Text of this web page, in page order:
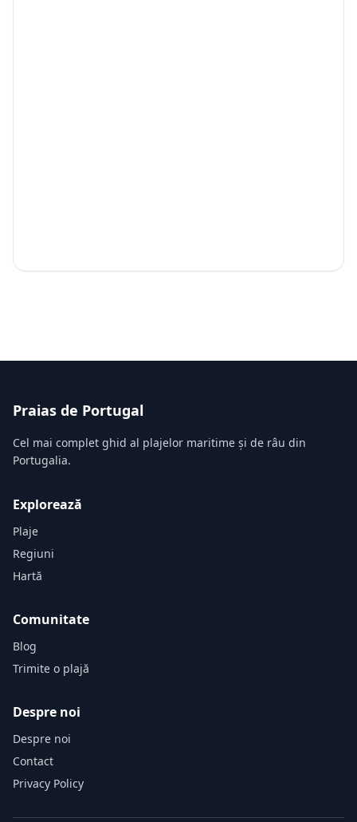
Praias de Portugal
Cel mai complet ghid al plajelor maritime și de râu din
Portugalia.
Explorează
Plaje
Regiuni
Hartă
Comunitate
Blog
Trimite o plajă
Despre noi
Despre noi
Contact
Privacy Policy